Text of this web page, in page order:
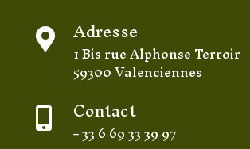
 Adresse
1 Bis rue Alphonse Terroir
59300 Valenciennes
 Contact
+ 33 6 69 33 39 97